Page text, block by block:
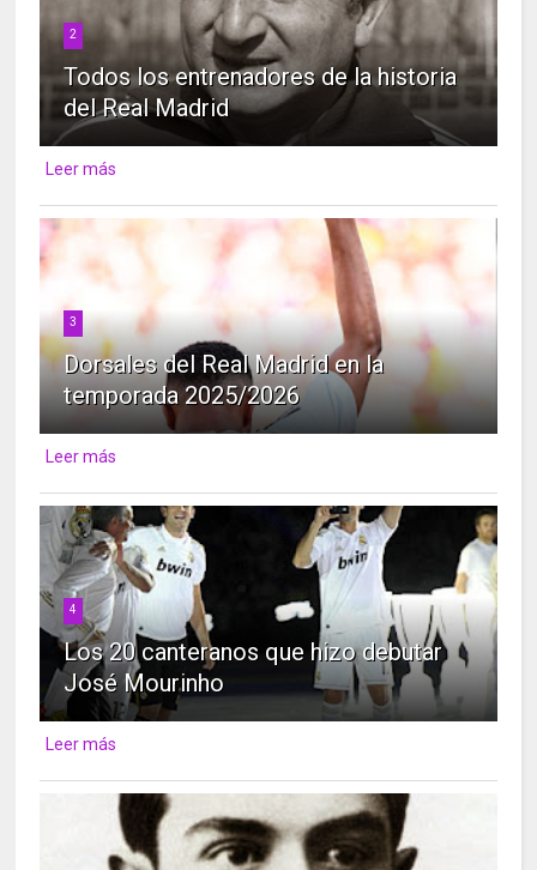
2
Todos los entrenadores de la historia
del Real Madrid
Leer más
3
Dorsales del Real Madrid en la
temporada 2025/2026
Leer más
4
Los 20 canteranos que hizo debutar
José Mourinho
Leer más